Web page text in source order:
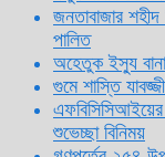
জনতাবাজার
পালিত
অহেতুক ইস্যু
গুমে শাস্তি
এফবিসিসিআইয়ের
শুভেচ্ছা বিনিময়